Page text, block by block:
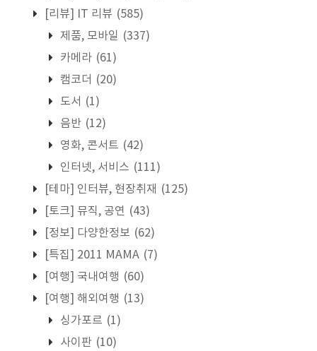
[리뷰] IT 리뷰 (585)
제품, 모바일 (337)
카메라 (61)
캠코더 (20)
도서 (1)
음반 (12)
영화, 콘서트 (42)
인터넷, 서비스 (111)
[테마] 인터뷰, 현장취재 (125)
[토크] 뮤직, 공연 (43)
[정보] 다양한정보 (62)
[특집] 2011 MAMA (7)
[여행] 국내여행 (60)
[여행] 해외여행 (13)
싱가포르 (1)
사이판 (10)